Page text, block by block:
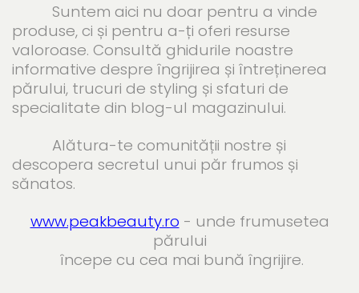
Suntem aici nu doar pentru a vinde
produse, ci și pentru a-ți oferi resurse
valoroase. Consultă ghidurile noastre
informative despre îngrijirea și întreținerea
părului, trucuri de styling și sfaturi de
specialitate din blog-ul magazinului.
Alătura-te comunității nostre și
descopera secretul unui păr frumos și
sănatos.
www.peakbeauty.ro - unde frumusetea
părului
începe cu cea mai bună îngrijire.